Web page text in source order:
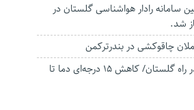
سامانه رادار هواشناسی گلستان در
شد.
چاقوکشی در بندرترکمن
برف و باران در راه گلستان/ کاهش ۱۵ درجه‌ای دما تا